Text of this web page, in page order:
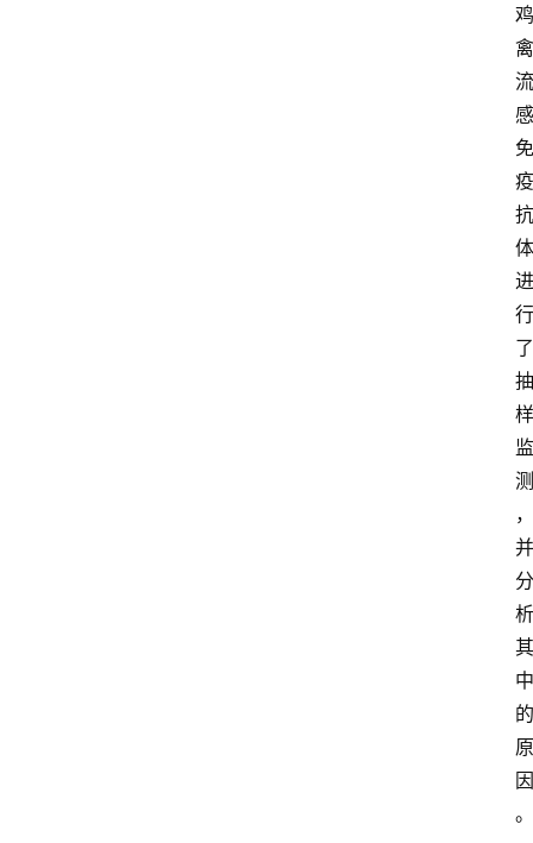
鸡
禽
流
感
免
疫
抗
体
进
行
了
抽
样
监
测
，
并
分
析
其
中
的
原
因
。